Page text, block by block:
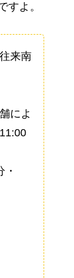
すよ。
来南
によ